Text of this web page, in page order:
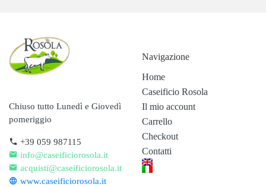
Chiuso tutto Lunedì e Giovedì
pomeriggio
+39 059 987115
info@caseificiorosola.it
acquisti@caseificiorosola.it
www.caseificiorosola.it
Navigazione
Home
Caseificio Rosola
Il mio account
Carrello
Checkout
Contatti